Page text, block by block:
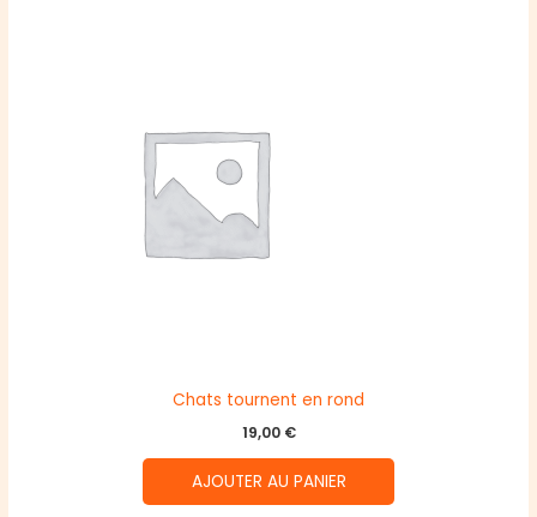
Chats tournent en rond
19,00 €
AJOUTER AU PANIER